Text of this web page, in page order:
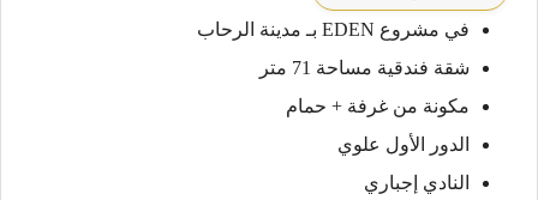
في مشروع EDEN بـ مدينة الرحاب
شقة فندقية مساحة 71 متر
مكونة من غرفة + حمام
الدور الأول علوي
النادي إجباري